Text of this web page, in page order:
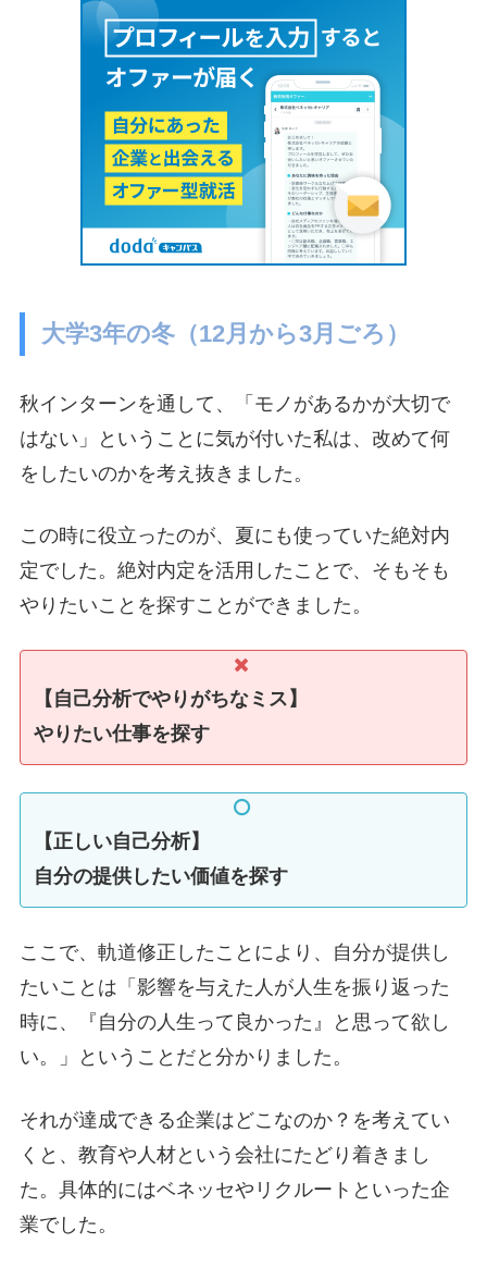
大学3年の冬（12月から3月ごろ）
秋インターンを通して、「モノがあるかが大切で
はない」ということに気が付いた私は、改めて何
をしたいのかを考え抜きました。
この時に役立ったのが、夏にも使っていた絶対内
定でした。絶対内定を活用したことで、そもそも
やりたいことを探すことができました。
【自己分析でやりがちなミス】
やりたい仕事を探す
【正しい自己分析】
自分の提供したい価値を探す
ここで、軌道修正したことにより、自分が提供し
たいことは「影響を与えた人が人生を振り返った
時に、『自分の人生って良かった』と思って欲し
い。」ということだと分かりました。
それが達成できる企業はどこなのか？を考えてい
くと、教育や人材という会社にたどり着きまし
た。具体的にはベネッセやリクルートといった企
業でした。